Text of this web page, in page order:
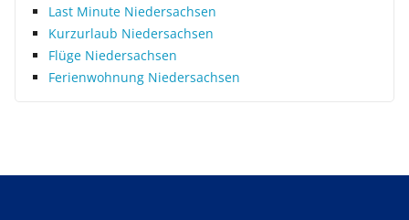
Last Minute Niedersachsen
Kurzurlaub Niedersachsen
Flüge Niedersachsen
Ferienwohnung Niedersachsen